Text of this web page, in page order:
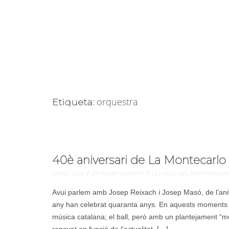
Etiqueta: orquestra
40è aniversari de La Montecarlo
03 DES. 2024 / BY RADIO VILAFANT / LES VEUS DEL MATÍ
Avui parlem amb Josep Reixach i Josep Masó, de
any han celebrat quaranta anys. En aquests
música catalana; el ball, però amb un plantejament